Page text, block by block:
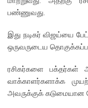
பண்ணுவது.
இது நடிகர் விஜய்யை
ஒருவருடைய
ரசிகர்களை பக்தர்கள்
வாக்காளர்களாக்க
அவருக்குக் கடுமையான